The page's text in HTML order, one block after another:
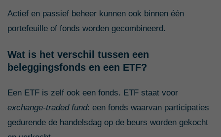
Actief en passief beheer kunnen ook binnen één
portefeuille of fonds worden gecombineerd.
Wat is het verschil tussen een
beleggingsfonds en een ETF?
Een ETF is zelf ook een fonds. ETF staat voor
exchange-traded fund: een fonds waarvan participaties
gedurende de handelsdag op de beurs worden gekocht